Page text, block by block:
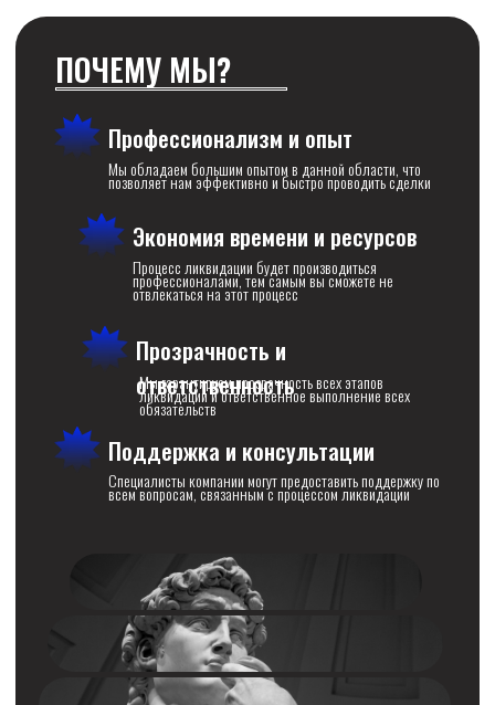
ЭТАПЫ СОТРУДНИЧЕСТВА
Передача
проведение встречи: принятие решения о варианте ликвидации,
ознакомление с бухгалтерией и кредиторами, а также с имеющимися
нюансами в компании
заключение договора на оказание услуг, передача документов, запуск
процесса ликвидации, подписание договоров и актов приема-
передача окончательных документов по ликвидации, закрытие
актов выполненных работ